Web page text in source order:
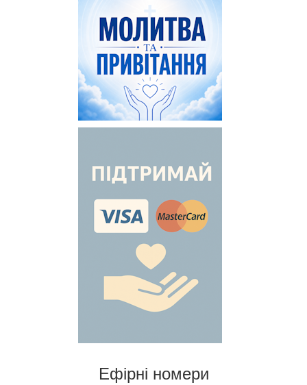
Ефірні номери